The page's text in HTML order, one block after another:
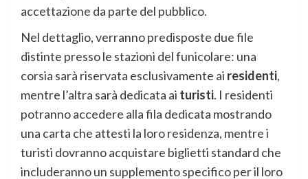
accettazione da parte del pubblico.
Nel dettaglio, verranno predisposte due file
distinte presso le stazioni del funicolare: una
corsia sarà riservata esclusivamente ai residenti,
mentre l’altra sarà dedicata ai turisti. I residenti
potranno accedere alla fila dedicata mostrando
una carta che attesti la loro residenza, mentre i
turisti dovranno acquistare biglietti standard che
includeranno un supplemento specifico per il loro